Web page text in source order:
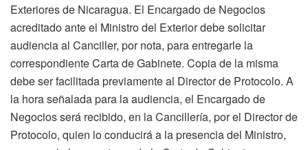
Exteriores de Nicaragua. El Encargado de Negocios
acreditado ante el Ministro del Exterior debe solicitar
audiencia al Canciller, por nota, para entregarle la
correspondiente Carta de Gabinete. Copia de la misma
debe ser facilitada previamente al Director de Protocolo. A
la hora señalada para la audiencia, el Encargado de
Negocios será recibido, en la Cancillería, por el Director de
Protocolo, quien lo conducirá a la presencia del Ministro,